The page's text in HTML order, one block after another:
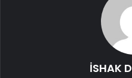
İSHAK